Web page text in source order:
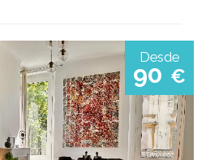
Desde
90 €